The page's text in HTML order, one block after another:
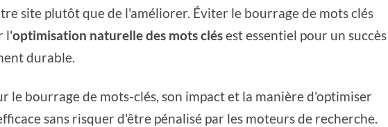
site plutôt que de l'améliorer. Éviter le bourrage de mots clés
l'optimisation naturelle des mots clésest essentiel pour un succès
durable.
le bourrage de mots-clés, son impact et la manière d'optimiser
sans risquer d'être pénalisé par les moteurs de recherche.